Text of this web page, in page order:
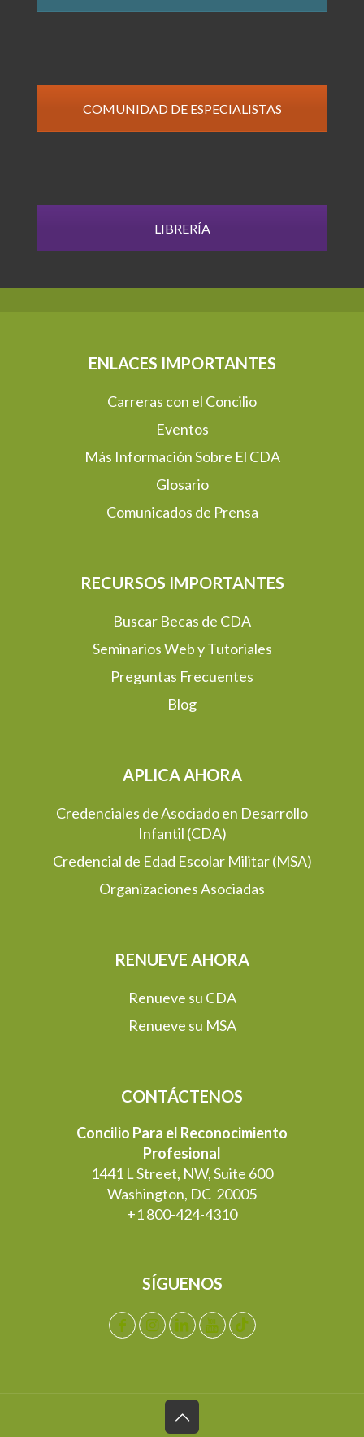
COMUNIDAD DE ESPECIALISTAS
LIBRERÍA
ENLACES IMPORTANTES
Carreras con el Concilio
Eventos
Más Información Sobre El CDA
Glosario
Comunicados de Prensa
RECURSOS IMPORTANTES
Buscar Becas de CDA
Seminarios Web y Tutoriales
Preguntas Frecuentes
Blog
APLICA AHORA
Credenciales de Asociado en Desarrollo
Infantil (CDA)
Credencial de Edad Escolar Militar (MSA)
Organizaciones Asociadas
RENUEVE AHORA
Renueve su CDA
Renueve su MSA
CONTÁCTENOS
Concilio Para el Reconocimiento
Profesional
1441 L Street, NW, Suite 600
Washington, DC 20005
+1 800-424-4310
SÍGUENOS